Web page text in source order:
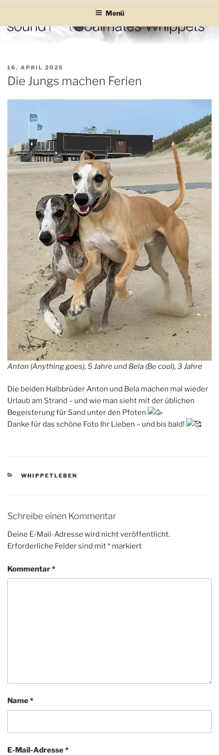
springen
SOUND SOULMATES
sound Soulmates – Whippets fürs Leben! Bilder, Geschichten und
Menü
VERÖFFENTLICHT
AM
16. APRIL 2025
Die Jungs machen Ferien
Anton (Anything goes), 5 Jahre und Bela (Be cool), 3 Jahre
Die beiden Halbbrüder Anton und Bela machen mal wieder
Urlaub am Strand – und wie man sieht mit der üblichen
Begeisterung für Sand unter den Pfoten
Danke für das schöne Foto Ihr Lieben – und bis bald!
KATEGORIEN
WHIPPETLEBEN
Schreibe einen Kommentar
Deine E-Mail-Adresse wird nicht veröffentlicht.
Erforderliche Felder sind mit* markiert
Kommentar*
Name*
E-Mail-Adresse*